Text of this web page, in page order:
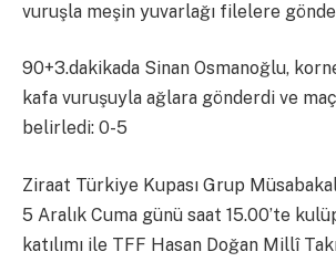
vuruşla meşin yuvarlağı filelere
90+3.dakikada Sinan Osmanoğlu,
kafa vuruşuyla ağlara gönderdi ve
belirledi: 0-5
Ziraat Türkiye Kupası Grup
5 Aralık Cuma günü saat 15.00’te
katılımı ile TFF Hasan Doğan Millî